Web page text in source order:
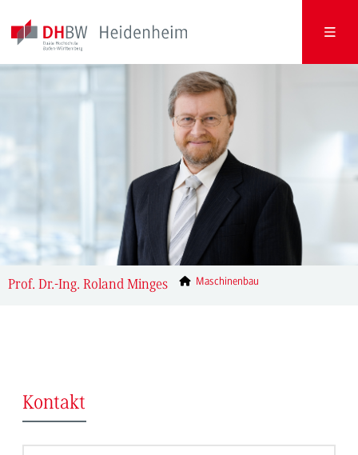
Prof. Dr.-Ing. Roland Minges Maschinenbau
Kontakt